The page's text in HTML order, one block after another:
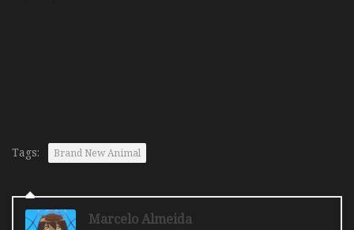
Tags: Brand New Animal
Marcelo Almeida